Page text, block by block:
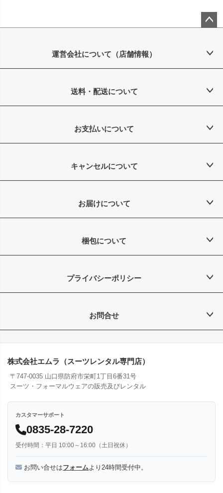
ップ
運営会社について（店舗情報）
送料・配送について
お支払いについて
キャンセルについて
お届けについて
梱包について
プライバシーポリシー
お問合せ
株式会社エムラ（スーツレンタル専門店）
〒747-0035 山口県防府市栄町1丁目6番31号
スーツ・フォーマルウェアの販売及びレンタル
カスタマーサポート
0835-28-7220
受付時間：平日 10:00～16:00（土日祝休）
お問い合せはフォームより24時間受付中。